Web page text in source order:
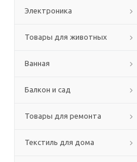
Электроника
Товары для животных
Ванная
Балкон и сад
Товары для ремонта
Текстиль для дома